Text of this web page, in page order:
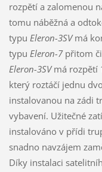
rozpětí a zalomenou
tomu náběžná a
typu Eleron-3SVmá
typu Eleron-7přitom
Eleron-3SVmá rozpětí
který roztáčí jednu
instalovanou na zádi
vybavení. Užitečné
instalováno v přídi
snadno navzájem
Díky instalaci